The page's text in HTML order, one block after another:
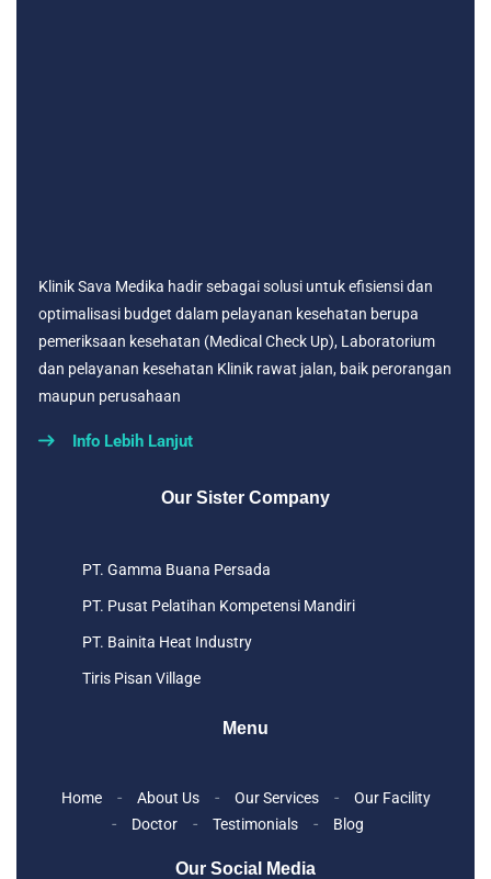
Klinik Sava Medika hadir sebagai solusi untuk efisiensi dan
optimalisasi budget dalam pelayanan kesehatan berupa
pemeriksaan kesehatan (Medical Check Up), Laboratorium
dan pelayanan kesehatan Klinik rawat jalan, baik perorangan
maupun perusahaan
Info Lebih Lanjut
Our Sister Company
PT. Gamma Buana Persada
PT. Pusat Pelatihan Kompetensi Mandiri
PT. Bainita Heat Industry
Tiris Pisan Village
Menu
Home About Us Our Services
Our Facility
Doctor
Testimonials Blog
Our Social Media